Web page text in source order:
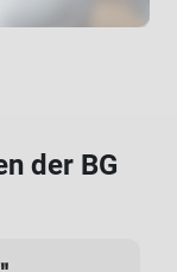
eine*n
der BG